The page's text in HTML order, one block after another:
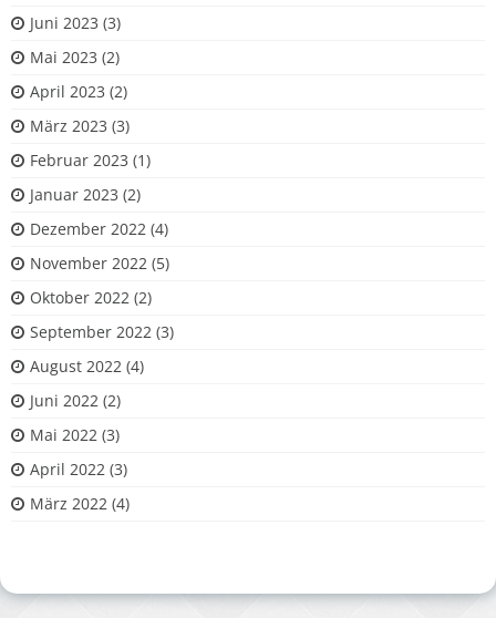
Juni 2023 (3)
Mai 2023 (2)
April 2023 (2)
März 2023 (3)
Februar 2023 (1)
Januar 2023 (2)
Dezember 2022 (4)
November 2022 (5)
Oktober 2022 (2)
September 2022 (3)
August 2022 (4)
Juni 2022 (2)
Mai 2022 (3)
April 2022 (3)
März 2022 (4)